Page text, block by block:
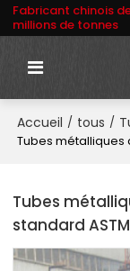
Fabricant chinois
millions de tonnes
Accueil / tous /
Tubes métalliques
Tubes
standard